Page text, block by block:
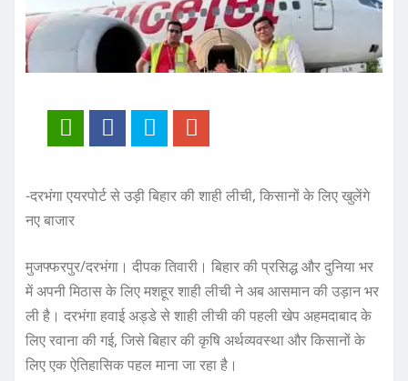
-दरभंगा एयरपोर्ट से उड़ी बिहार की शाही लीची, किसानों के लिए खुलेंगे
नए बाजार
मुजफ्फरपुर/दरभंगा। दीपक तिवारी। बिहार की प्रसिद्ध और दुनिया भर
में अपनी मिठास के लिए मशहूर शाही लीची ने अब आसमान की उड़ान भर
ली है। दरभंगा हवाई अड्डे से शाही लीची की पहली खेप अहमदाबाद के
लिए रवाना की गई, जिसे बिहार की कृषि अर्थव्यवस्था और किसानों के
लिए एक ऐतिहासिक पहल माना जा रहा है।